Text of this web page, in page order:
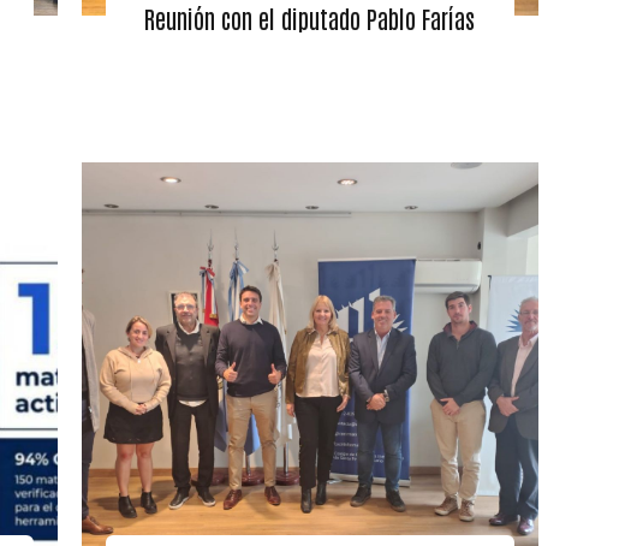
Reunión con el diputado Pablo Farías